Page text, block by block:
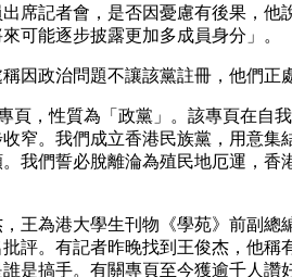
席記者會，是否因憂慮有後果，他
可能逐步披露更加多成員身分」。
因政治問題不讓該黨註冊，他們正
頁，性質為「政黨」。該專頁在自我
窄。我們成立香港民族黨，用意集
我們誓必脫離淪為殖民地厄運，香
王為港大學生刊物《學苑》前副總
評。有記者昨晚找到王俊杰，他稱
是搞手。有關專頁至今獲逾千人讚